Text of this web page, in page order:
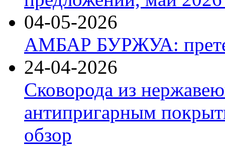
04-05-2026
АМБАР БУРЖУА:
24-04-2026
Сковорода из
антипригарным
обзор